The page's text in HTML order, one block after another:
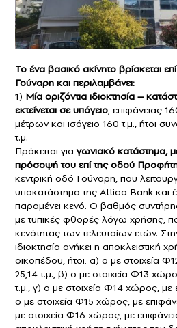
Το ένα βασικό ακίνητο βρίσκεται
Γούναρη και περιλαμβάνει:
1) Μία οριζόντια ιδιοκτησία –
εκτείνεται σε υπόγειο, επιφάνειας
μέτρων και ισόγειο 160 τ.μ., ήτοι
τ.μ.
Πρόκειται για γωνιακό κατάστημα,
πρόσοψή του επί της οδού
κεντρική οδό Γούναρη, που
υποκατάστημα της Attica Bank και
παραμένει κενό. Ο βαθμός
με τυπικές φθορές λόγω χρήσης,
κενότητας των τελευταίων ετών.
ιδιοκτησία ανήκει η αποκλειστική
οικοπέδου, ήτοι: α) ο με στοιχεία
25,14 τ.μ., β) ο με στοιχεία Φ13
τ.μ., γ) ο με στοιχεία Φ14 χώρος, με
ο με στοιχεία Φ15 χώρος, με
με στοιχεία Φ16 χώρος, με